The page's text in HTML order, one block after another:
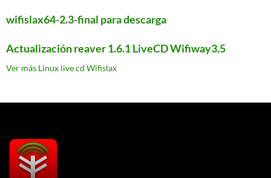
wifislax64-2.3-final para descarga
Actualización reaver 1.6.1 LiveCD Wifiway3.5
Ver más Linux live cd Wifislax